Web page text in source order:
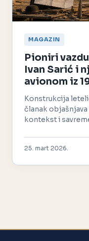
MAGAZIN
Pioniri
Ivan Sarić i
avionom iz
Konstrukcija
članak
kontekst i
25. mart 2026.